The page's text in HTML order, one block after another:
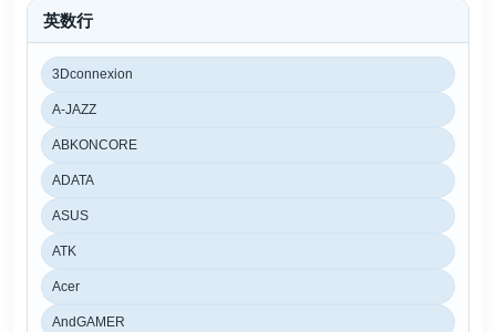
英数行
3Dconnexion
A-JAZZ
ABKONCORE
ADATA
ASUS
ATK
Acer
AndGAMER